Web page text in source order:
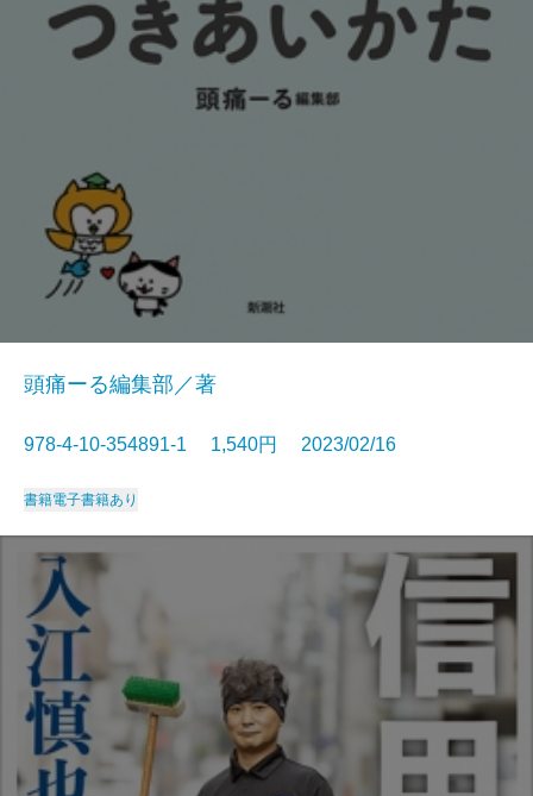
頭痛ーる編集部／著
978-4-10-354891-1 1,540円 2023/02/16
書籍電子書籍あり